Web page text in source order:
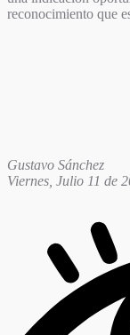
reconocimiento que
Gustavo Sánchez
Viernes, Julio 11 de